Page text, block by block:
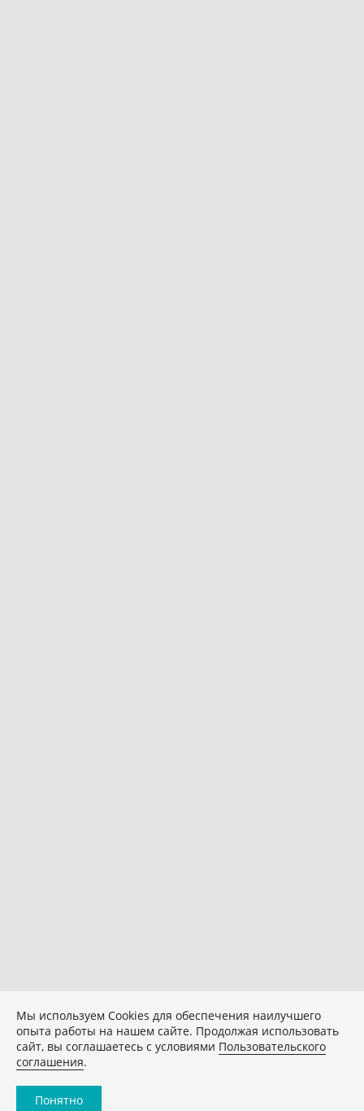
Мы используем Сookies для обеспечения наилучшего
опыта работы на нашем сайте. Продолжая использовать
сайт, вы соглашаетесь с условиями Пользовательского
соглашения.
Понятно